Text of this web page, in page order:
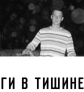
В ТИШИНЕ